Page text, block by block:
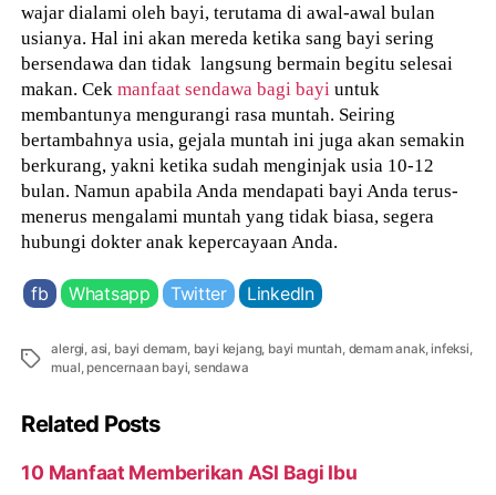
wajar dialami oleh bayi, terutama di awal-awal bulan
usianya. Hal ini akan mereda ketika sang bayi sering
bersendawa dan tidak langsung bermain begitu selesai
makan. Cekmanfaat sendawa bagi bayi untuk
membantunya mengurangi rasa muntah. Seiring
bertambahnya usia, gejala muntah ini juga akan semakin
berkurang, yakni ketika sudah menginjak usia 10-12
bulan. Namun apabila Anda mendapati bayi Anda terus-
menerus mengalami muntah yang tidak biasa, segera
hubungi dokter anak kepercayaan Anda.
fb Whatsapp Twitter LinkedIn
Tags
alergi, asi, bayi demam, bayi kejang, bayi muntah, demam anak, infeksi,
mual,pencernaan bayi, sendawa
Related Posts
10 Manfaat Memberikan ASI Bagi Ibu